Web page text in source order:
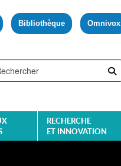
Bibliothèque Omnivox
RECHERCHE
ET INNOVATION